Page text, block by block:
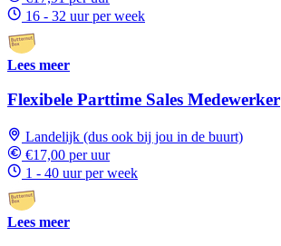
16 - 32 uur per week
Lees meer
Flexibele Parttime Sales Medewerker
Landelijk (dus ook bij jou in de buurt)
€17,00 per uur
1 - 40 uur per week
Lees meer